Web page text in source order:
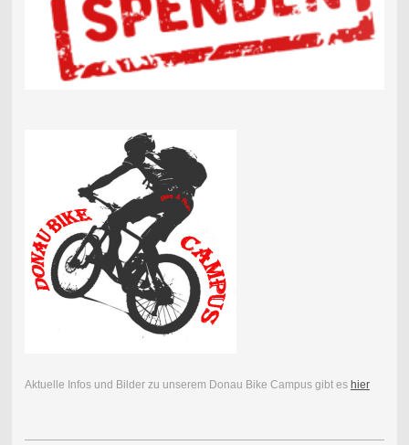
Aktuelle Infos und Bilder zu unserem Donau Bike Campus gibt es hier